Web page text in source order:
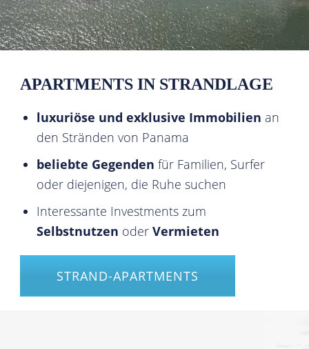
APARTMENTS IN STRANDLAGE
luxuriöse und exklusive Immobilien an
den Stränden von Panama
beliebte Gegenden für Familien, Surfer
oder diejenigen, die Ruhe suchen
Interessante Investments zum
Selbstnutzen oder Vermieten
STRAND-APARTMENTS